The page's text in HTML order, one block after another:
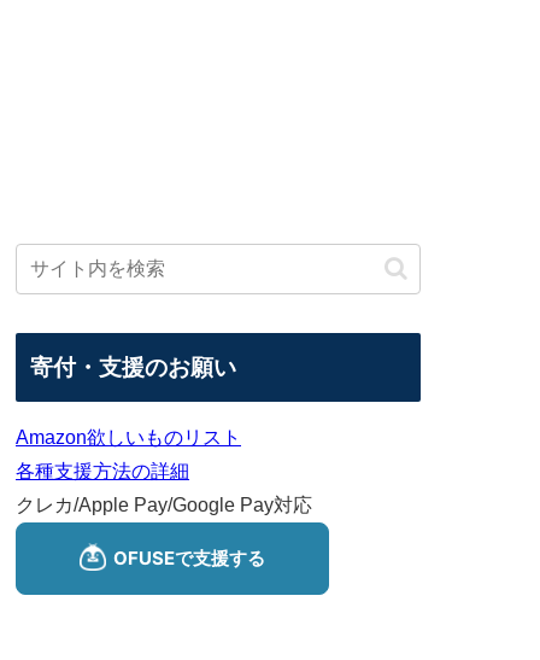
寄付・支援のお願い
Amazon欲しいものリスト
各種支援方法の詳細
クレカ/Apple Pay/Google Pay対応